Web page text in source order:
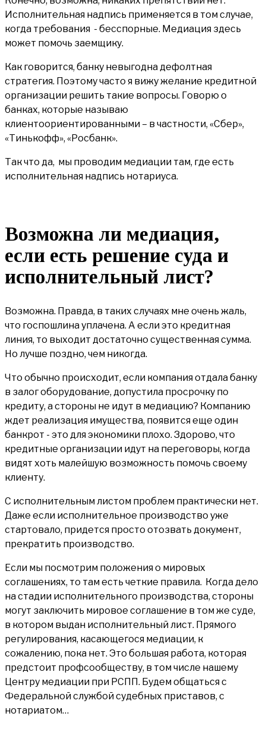
Исполнительная надпись применяется в том случае,
когда требования - бесспорные. Медиация здесь
может помочь заемщику.
Как говорится, банку невыгодна дефолтная
стратегия. Поэтому часто я вижу желание кредитной
организации решить такие вопросы. Говорю о
банках, которые называю
клиентоориентированными – в частности, «Сбер»,
«Тинькофф», «Росбанк».
Так что да, мы проводим медиации там, где есть
исполнительная надпись нотариуса.
Возможна ли медиация,
если есть решение суда и
исполнительный лист?
Возможна. Правда, в таких случаях мне очень жаль,
что госпошлина уплачена. А если это кредитная
линия, то выходит достаточно существенная сумма.
Но лучше поздно, чем никогда.
Что обычно происходит, если компания отдала банку
в залог оборудование, допустила просрочку по
кредиту, а стороны не идут в медиацию? Компанию
ждет реализация имущества, появится еще один
банкрот - это для экономики плохо. Здорово, что
кредитные организации идут на переговоры, когда
видят хоть малейшую возможность помочь своему
клиенту.
С исполнительным листом проблем практически нет.
Даже если исполнительное производство уже
стартовало, придется просто отозвать документ,
прекратить производство.
Если мы посмотрим положения о мировых
соглашениях, то там есть четкие правила. Когда дело
на стадии исполнительного производства, стороны
могут заключить мировое соглашение в том же суде,
в котором выдан исполнительный лист. Прямого
регулирования, касающегося медиации, к
сожалению, пока нет. Это большая работа, которая
предстоит профсообществу, в том числе нашему
Центру медиации при РСПП. Будем общаться с
Федеральной службой судебных приставов, с
нотариатом…